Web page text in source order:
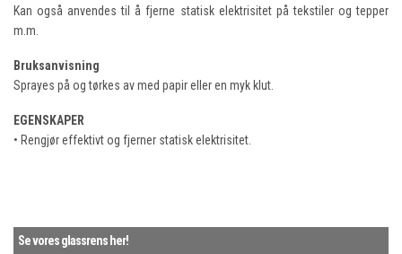
Kan også anvendes til å fjerne statisk elektrisitet på tekstiler og tepper
m.m.
Bruksanvisning
Sprayes på og tørkes av med papir eller en myk klut.
EGENSKAPER
• Rengjør effektivt og fjerner statisk elektrisitet.
Se vores glassrens her!